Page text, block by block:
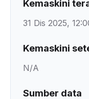
Kemaskini
31 Dis 2025,
Kemaskini
N/A
Sumber data